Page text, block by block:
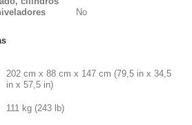
No
202 cm x 88 cm x 147 cm (79,5 in x 34,5
in x 57,5 in)
111 kg (243 lb)